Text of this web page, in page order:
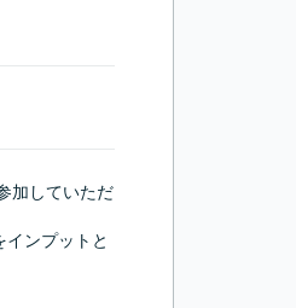
加していただ
ンプットと